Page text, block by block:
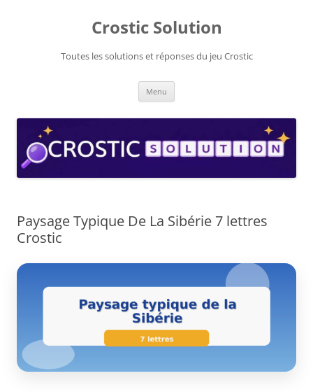
Crostic Solution
Toutes les solutions et réponses du jeu Crostic
Menu
Paysage Typique De La Sibérie 7 lettres
Crostic